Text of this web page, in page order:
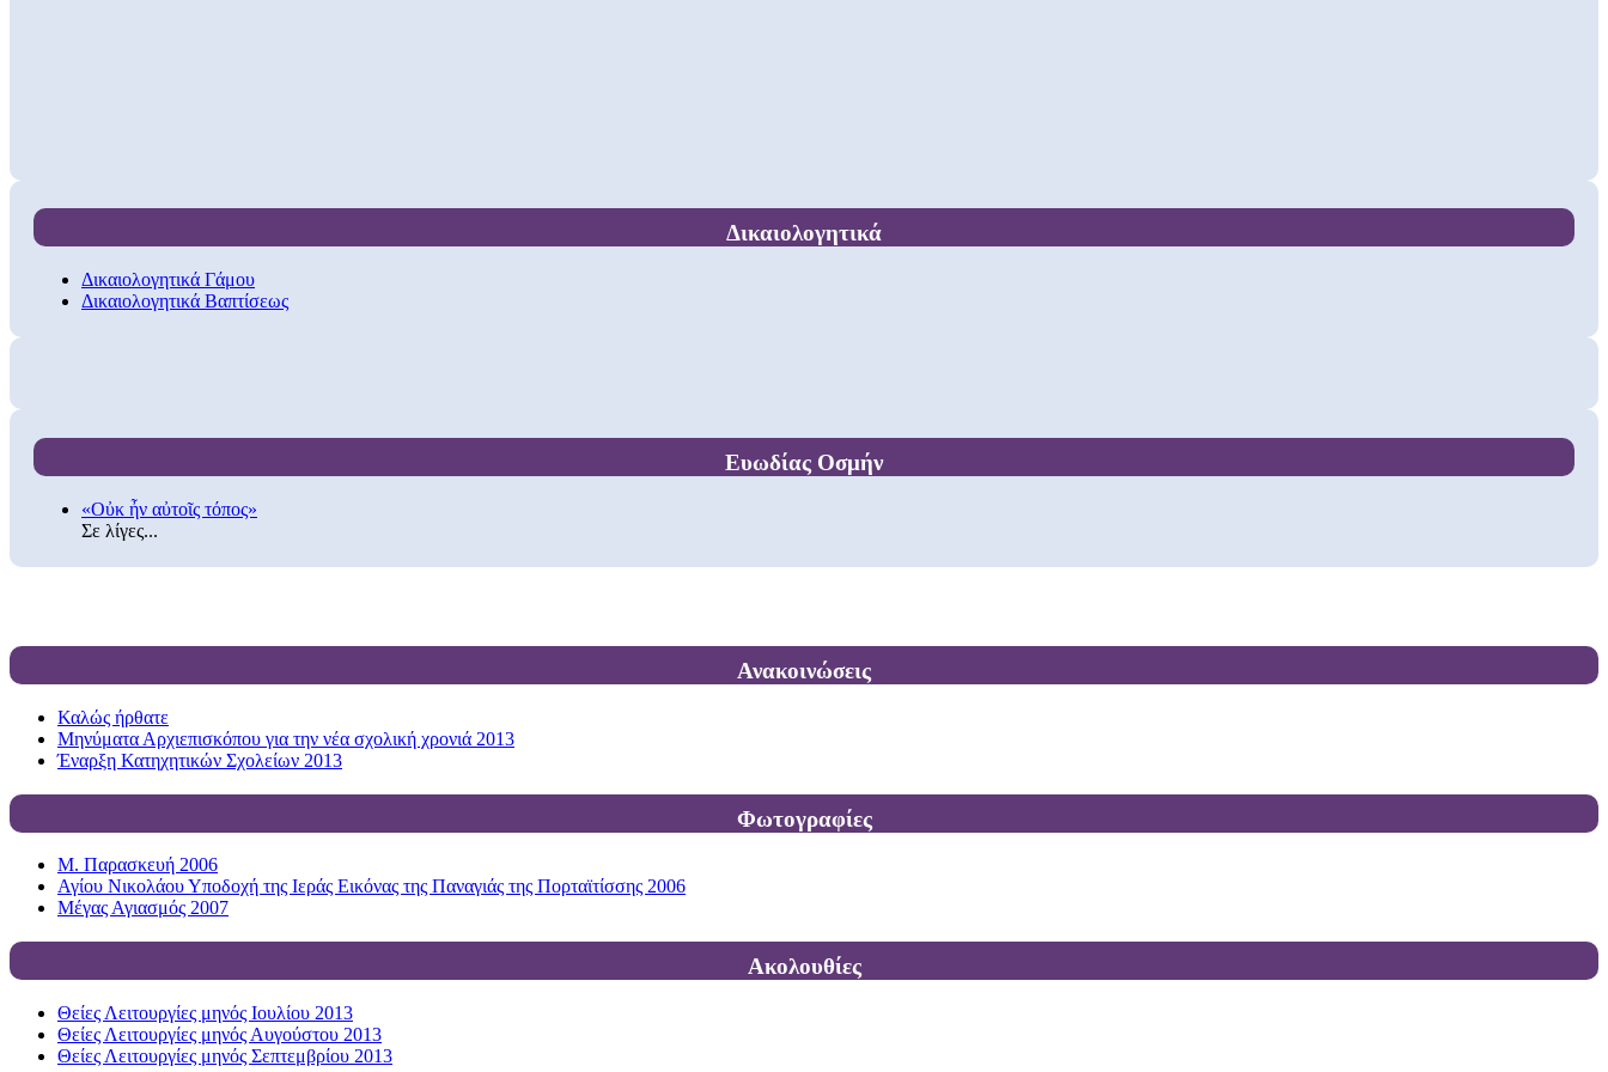
Δικαιολογητικά
Δικαιολογητικά Γάμου
Δικαιολογητικά Βαπτίσεως
Ευωδίας Οσμήν
«Οὐκ ἦν αὐτοῖς τόπος»
Σε λίγες...
Ανακοινώσεις
Καλώς ήρθατε
Μηνύματα Αρχιεπισκόπου για την νέα σχολική χρονιά 2013
Έναρξη Κατηχητικών Σχολείων 2013
Φωτογραφίες
Μ. Παρασκευή 2006
Αγίου Νικολάου Υποδοχή της Ιεράς Εικόνας της Παναγιάς της Πορταϊτίσσης 2006
Μέγας Αγιασμός 2007
Ακολουθίες
Θείες Λειτουργίες μηνός Ιουλίου 2013
Θείες Λειτουργίες μηνός Αυγούστου 2013
Θείες Λειτουργίες μηνός Σεπτεμβρίου 2013